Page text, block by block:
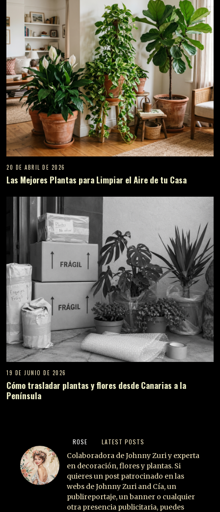
20 DE ABRIL DE 2026
Las Mejores Plantas para Limpiar el Aire de tu Casa
19 DE JUNIO DE 2026
Cómo trasladar plantas y flores desde Canarias a la
Península
ROSE LATEST POSTS
Colaboradora de Johnny Zuri y experta
en decoración, flores y plantas. Si
quieres un post patrocinado en las
webs de Johnny Zuri and Cía, un
publireportaje, un banner o cualquier
otra presencia publicitaria, puedes